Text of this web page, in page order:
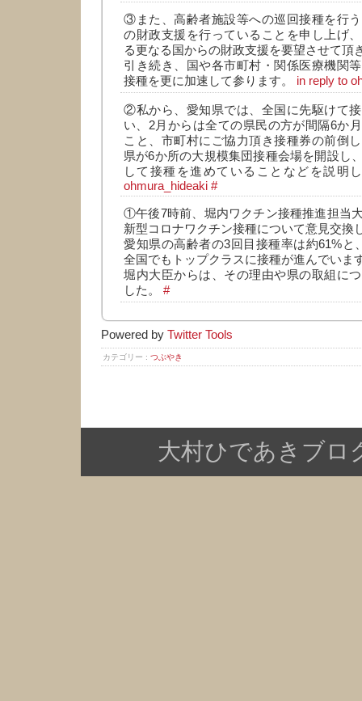
③また、高齢者施設等への巡回接種を行
の財政支援を行っていることを申し上げ
る更なる国からの財政支援を要望させて頂
引き続き、国や各市町村・関係医療機関
接種を更に加速して参ります。 in reply to
②私から、愛知県では、全国に先駆けて
い、2月からは全ての県民の方が間隔6か
こと、市町村にご協力頂き接種券の前倒
県が6か所の大規模集団接種会場を開設し
して接種を進めていることなどを説明
ohmura_hideaki #
①午後7時前、堀内ワクチン接種推進担当
新型コロナワクチン接種について意見交換
愛知県の高齢者の3回目接種率は約61%と
全国でもトップクラスに接種が進んでいま
堀内大臣からは、その理由や県の取組に
した。 #
Powered by Twitter Tools
カテゴリー : つぶやき
大村ひであきブロ